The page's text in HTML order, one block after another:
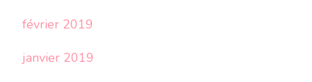
février 2019
janvier 2019